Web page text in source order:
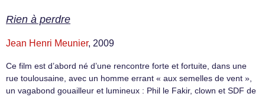
Rien à perdre
Jean Henri Meunier, 2009
Ce film est d’abord né d’une rencontre forte et fortuite, dans une
rue toulousaine, avec un homme errant « aux semelles de vent »,
un vagabond gouailleur et lumineux : Phil le Fakir, clown et SDF de